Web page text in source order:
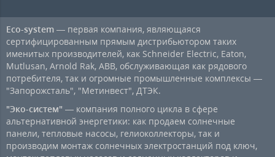
Eco-system — первая компания, являющаяся
сертифицированным прямым дистрибьютором таких
именитых производителей, как Schneider Electric, Eaton,
Mutlusan, Arnold Rak, ABB, обслуживающая как рядового
потребителя, так и огромные промышленные комплексы —
"Запорожсталь", "Метинвест", ДТЭК.
"Эко-систем" — компания полного цикла в сфере
альтернативной энергетики: как продаем солнечные
панели, тепловые насосы, гелиоколлекторы, так и
производим монтаж солнечных электростанций под ключ,